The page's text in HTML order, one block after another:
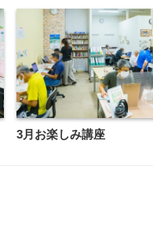
3月お楽しみ講座